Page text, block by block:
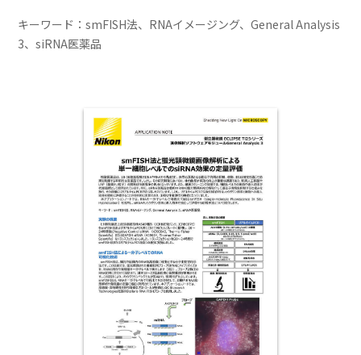
キーワード：smFISH法、RNAイメージング、General Analysis
3、siRNA医薬品